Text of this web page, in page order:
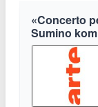
«Concerto
Sumino